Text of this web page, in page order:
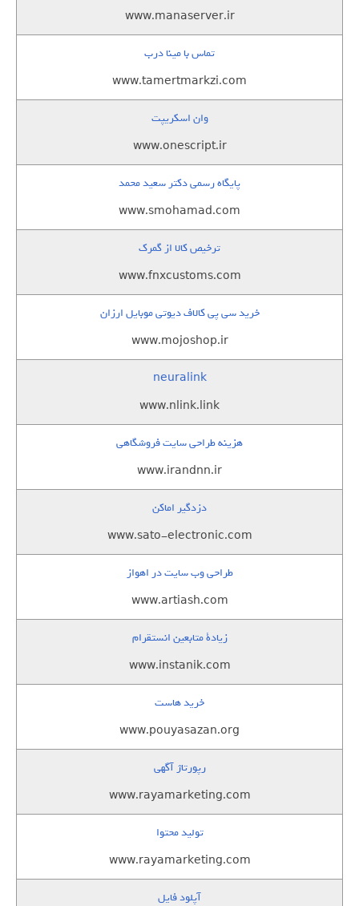
www.manaserver.ir
تماس با مینا درب
www.tamertmarkzi.com
وان اسکریپت
www.onescript.ir
پایگاه رسمی دکتر سعید محمد
www.smohamad.com
ترخیص کالا از گمرک
www.fnxcustoms.com
خرید سی پی کالاف دیوتی موبایل ارزان
www.mojoshop.ir
neuralink
www.nlink.link
هزینه طراحی سایت فروشگاهی
www.irandnn.ir
دزدگیر اماکن
www.sato-electronic.com
طراحی وب سایت در اهواز
www.artiash.com
زيادة متابعين انستقرام
www.instanik.com
خرید هاست
www.pouyasazan.org
رپورتاژ آگهی
www.rayamarketing.com
تولید محتوا
www.rayamarketing.com
آپلود فایل